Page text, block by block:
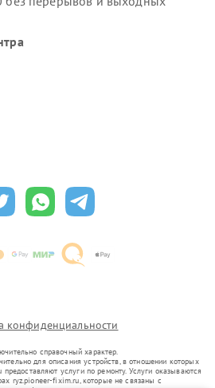
конфиденциальности
справочный характер.
для описания устройств, в отношении которых
услуги по ремонту. Услуги оказываются
ryz.pioneer-fixim.ru, которые не связаны с